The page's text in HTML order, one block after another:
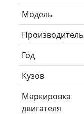
Модель
Производитель
Год
Кузов
Маркировка
двигателя